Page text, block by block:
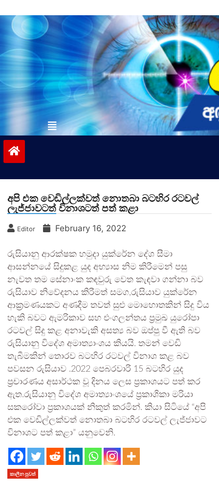
to
contentvinivida.lk
අපි එක වෙඩිල්ලක්වත් නොතබා බටහිර රටවල්
ලැජ්ජාවටත් විනාශටත් පත් කළා
Editor February 16, 2022
රුසියානු ආරක්ෂක හමුදා යුක්රේන දේශ සීමා
ආසන්නයේ සිදුකළ යුද අභ්‍යාස නිම කිරීමෙන් පසු
නැවත තම සේනාංක කඳවුරු වෙත කැඳවා ගන්නා බව
රුසියාව නිවේදනය කිරීමත් සමග,රුසියාව යුක්රේන
ආක්‍රමණයකට අණදීම තවත් සුළු මොහොතකින් සිදු විය
හැකි බවට ඇමරිකාව සහ එංගලන්තය ප්‍රමුඛ යුරෝපා
රටවල් සිදු කළ අනාවැකි අසත්‍ය බව ඔප්පු වී ඇති බව
රුසියානු විදේශ අමාත්‍යාංශය කියයි. තමන් වෙඩි
තැබීමකින් තොරව බටහිර රටවල් විනාශ කළ බව
පවසන රුසියාව .2022 පෙබරවාරි 15 බටහිර යුද
ප්‍රචාරණය අසාර්ථක වූ දිනය ලෙස ප්‍රකාශයට පත් කර
ඇත.රුසියානු විදේශ අමාත්‍යාංශයේ ප්‍රකාශිකා මරියා
සකරෝවා ප්‍රකාශයක් නිකුත් කරමින්. කියා සිටියේ “අපි
එක වෙඩිල්ලක්වත් නොතබා බටහිර රටවල් ලැජ්ජාවට
විනාශට පත් කළා” යනුවෙනි.
කාලීන පුවත්